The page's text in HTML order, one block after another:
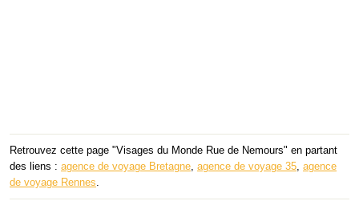
Retrouvez cette page "Visages du Monde Rue de Nemours" en partant
des liens : agence de voyage Bretagne, agence de voyage 35, agence
de voyage Rennes.